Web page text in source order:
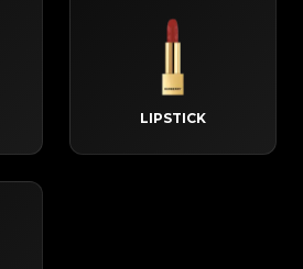
LIPSTICK